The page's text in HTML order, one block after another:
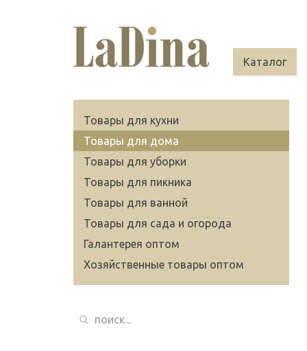
Каталог
Товары для кухни
Товары для дома
Товары для уборки
Товары для пикника
Товары для ванной
Товары для сада и огорода
Галантерея оптом
Хозяйственные товары оптом